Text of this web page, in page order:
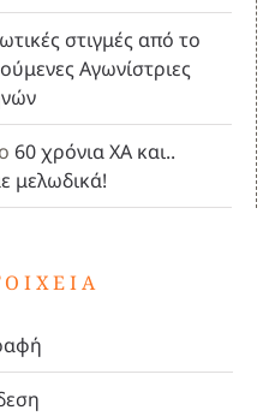
στιγμές από το
Αγωνίστριες
60 χρόνια ΧΑ και..
μελωδικά!